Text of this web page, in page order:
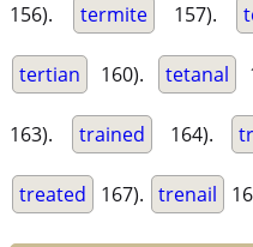
156). termite 157).
tertian 160). tetanal
163). trained 164).
treated 167). trenail